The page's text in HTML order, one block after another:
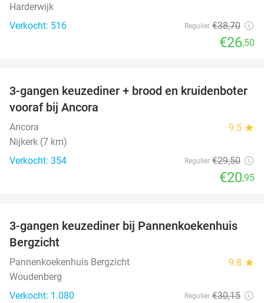
Harderwijk
Verkocht: 516
Regulier €38,70
€26,50
29%
3-gangen keuzediner + brood en kruidenboter
vooraf bij Ancora
Ancora 9.5 star
Nijkerk (7 km)
Verkocht: 354
Regulier €29,50
€20,95
42%
3-gangen keuzediner bij Pannenkoekenhuis
Bergzicht
Pannenkoekenhuis Bergzicht 9.8 star
Woudenberg
Verkocht: 1.080
Regulier €30,15